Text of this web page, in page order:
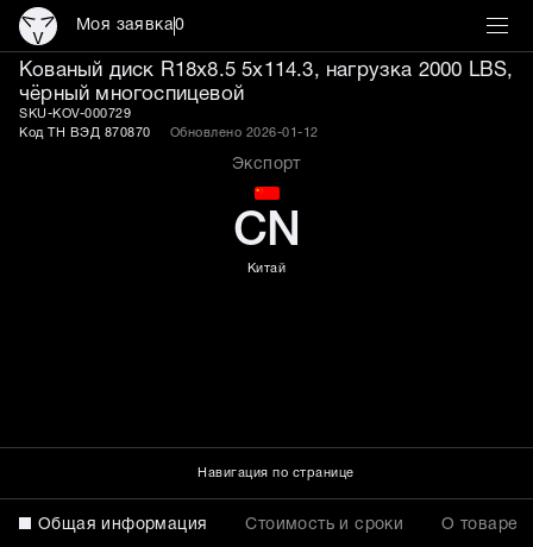
Моя заявка0
Кованый диск R18x8.5
Кованый диск R18x8.5 5x114.3, нагрузка 2000 LBS,
чёрный многоспицевой
SKU-KOV-000729
Код ТН ВЭД 870870
Обновлено 2026-01-12
Экспорт
CN
Китай
Навигация по странице
Общая информация Стоимость и сроки О товаре